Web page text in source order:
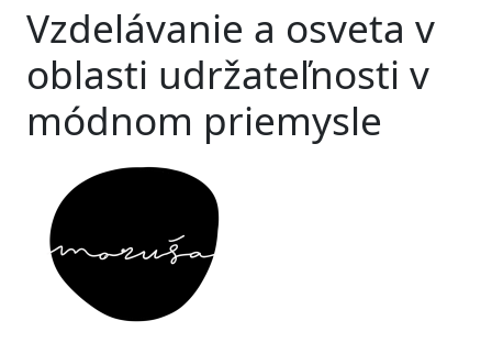
Vzdelávanie a osveta v
oblasti udržateľnosti v
módnom priemysle